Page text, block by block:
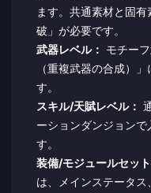
ます。共通素材と固
破」が必要です。
武器レベル： モチー
（重複武器の合成）
す。
スキル/天賦レベル：
ーションダンジョン
す。
装備/モジュールセット
は、メインステータ